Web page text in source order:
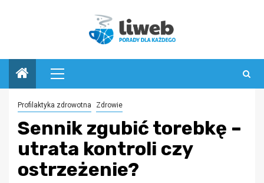
Menu
główne
Profilaktyka zdrowotna Zdrowie
Sennik zgubić torebkę –
utrata kontroli czy
ostrzeżenie?